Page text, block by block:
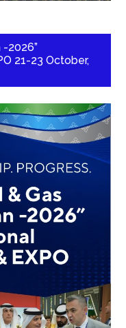
-2026”
21-23 October,